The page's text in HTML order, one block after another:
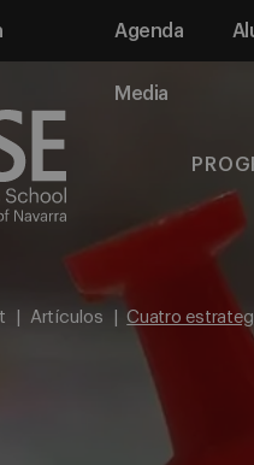
Agenda
Media
Artículos Cuatro